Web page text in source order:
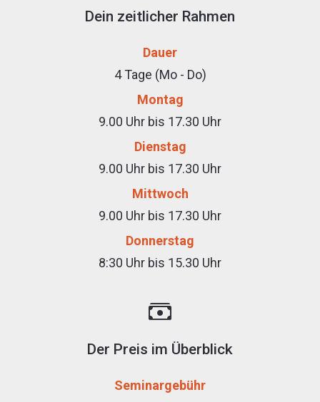
Dein zeitlicher Rahmen
Dauer
4 Tage (Mo - Do)
Montag
9.00 Uhr bis 17.30 Uhr
Dienstag
9.00 Uhr bis 17.30 Uhr
Mittwoch
9.00 Uhr bis 17.30 Uhr
Donnerstag
8:30 Uhr bis 15.30 Uhr
Der Preis im Überblick
Seminargebühr